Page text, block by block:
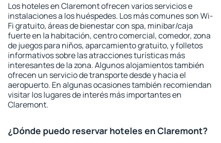
Los hoteles en Claremont ofrecen varios servicios e
instalaciones a los huéspedes. Los más comunes son Wi-
Fi gratuito, áreas de bienestar con spa, minibar/caja
fuerte en la habitación, centro comercial, comedor, zona
de juegos para niños, aparcamiento gratuito, y folletos
informativos sobre las atracciones turísticas más
interesantes de la zona. Algunos alojamientos también
ofrecen un servicio de transporte desde y hacia el
aeropuerto. En algunas ocasiones también recomiendan
visitar los lugares de interés más importantes en
Claremont.
¿Dónde puedo reservar hoteles en Claremont?